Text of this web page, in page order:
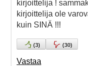
kirjoittelija !
kirjoittelija ole
kuin SINÄ !!!
(3) (30)
Vastaa